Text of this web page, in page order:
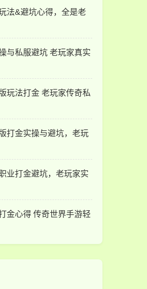
法&避坑心得，全是老
与私服避坑 老玩家真实
玩法打金 老玩家传奇私
打金实操与避坑，老玩
业打金避坑，老玩家实
金心得 传奇世界手游轻